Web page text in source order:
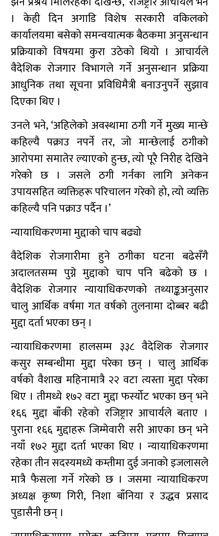
। केही दिन अगाडि विशेष सरकारी वकिलको
कार्यालयमा बसेको समन्वयात्मक बैठकमा अनुसन्धान
प्रक्रियाको विषयमा कुरा उठेको थियो । आचार्यले
वैदेशिक रोजगार विभागले गर्ने अनुसन्धान प्रक्रिया
आधुनिक तथा सूचना प्रविधिमैत्री बनाउनुपर्ने सुझाव
दिएका थिए ।
उनले भने, ‘अहिलेको अवस्थामा ठगी गर्ने मुख्य मान्छे
कहिल्यै पक्राउ नपर्ने तर, जो मान्छेलाई ठगीको
आरोपमा समातेर ल्याएको हुन्छ, त्यो पूरै निरीह देखिने
गरेको छ । जसले ठगी गर्नका लागि अनेकन
उपायसहित व्यक्तिहरू परिचालन गरेको हो, त्यो व्यक्ति
कहिल्यै पनि पक्राउ पर्दैन ।’
न्यायाधिकरणमा मुद्दाको चाप बढ्यो
वैदेशिक रोजगारीमा हुने ठगीका घटना बढेसँगै
अदालतसम्म पुग्ने मुद्दाको चाप पनि बढेको छ ।
वैदेशिक रोजगार न्यायाधिकरणको तथ्याङ्कअनुसार
चालु आर्थिक वर्षमा गत वर्षको तुलनामा दोब्बर बढी
मुद्दा दर्ता भएका छन् ।
न्यायाधिकरणमा हालसम्म ३३८ वैदेशिक रोजगार
कसुर सम्बन्धीमा मुद्दा परेका छन् । चालु आर्थिक
वर्षको वैशाख महिनामात्रै २२ वटा त्यस्ता मुद्दा परेका
थिए । तीमध्ये १७२ वटा मुद्दा फर्स्योट भएका छन् भने
१६६ मुद्दा बाँकी रहेको रजिष्ट्रार आचार्यले बताए ।
पुराना १६६ मुद्दाहरू जिम्मेवारी सरी आएका छन् भने
नयाँ १७२ मुद्दा दर्ता भएका थिए । न्यायाधिकरणमा
रहेका तीन सदस्यमध्ये कम्तीमा दुई जनाको इजलासले
मात्रै फैसला गर्ने गरेको छ । जसमा न्यायाधिकरण
अध्यक्ष कृष्ण गिरी, निशा बाँनिया र उद्धव प्रसाद
पुडासैनी छन् ।